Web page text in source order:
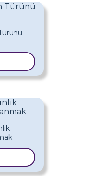
Türünü